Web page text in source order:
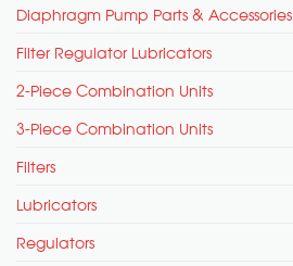
Diaphragm Pump Parts & Accessories
Filter Regulator Lubricators
2-Piece Combination Units
3-Piece Combination Units
Filters
Lubricators
Regulators